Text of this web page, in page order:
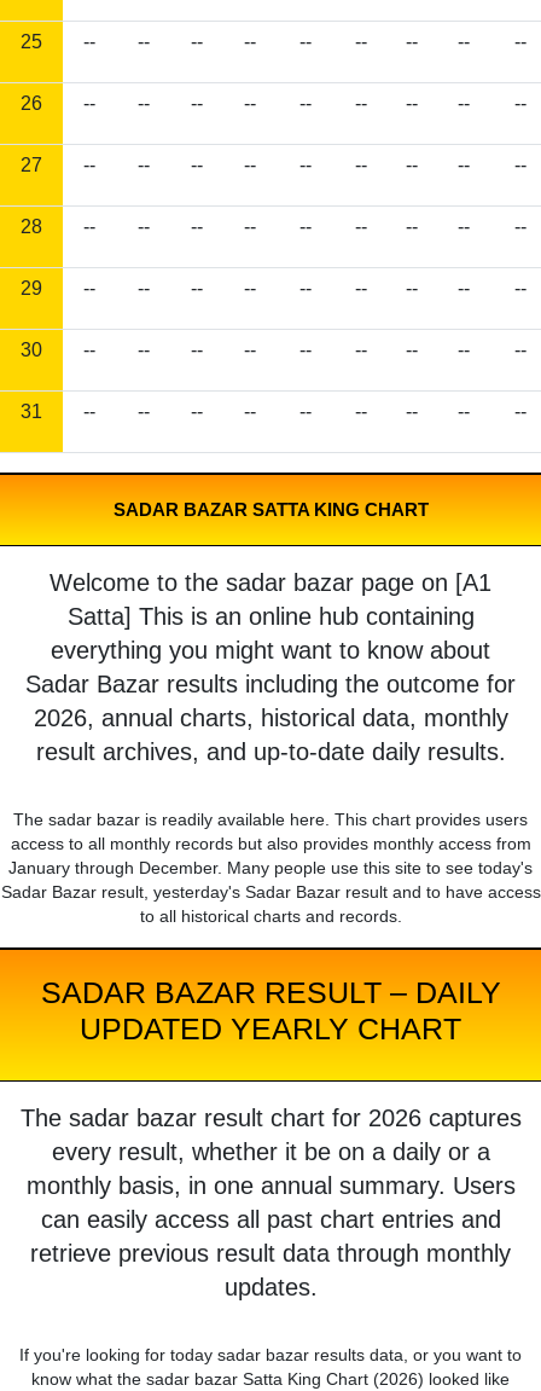
25 -- -- -- -- -- -- -- -- --
26 -- -- -- -- -- -- -- -- --
27 -- -- -- -- -- -- -- -- --
28 -- -- -- -- -- -- -- -- --
29 -- -- -- -- -- -- -- -- --
30 -- -- -- -- -- -- -- -- --
31 -- -- -- -- -- -- -- -- --
SADAR BAZAR SATTA KING CHART
Welcome to the sadar bazar page on [A1
Satta] This is an online hub containing
everything you might want to know about
Sadar Bazar results including the outcome for
2026, annual charts, historical data, monthly
result archives, and up-to-date daily results.
The sadar bazar is readily available here. This chart provides users
access to all monthly records but also provides monthly access from
January through December. Many people use this site to see today's
Sadar Bazar result, yesterday's Sadar Bazar result and to have access
to all historical charts and records.
SADAR BAZAR RESULT – DAILY
UPDATED YEARLY CHART
The sadar bazar result chart for 2026 captures
every result, whether it be on a daily or a
monthly basis, in one annual summary. Users
can easily access all past chart entries and
retrieve previous result data through monthly
updates.
If you're looking for today sadar bazar results data, or you want to
know what the sadar bazar Satta King Chart (2026) looked like